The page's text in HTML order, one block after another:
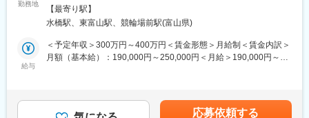
※夏季休暇や年末年始休暇など、大型連休あり
・1時間から使える有給休暇あり
・マイカー通勤可
・食堂はありませんが、パンやカップ麺の自販機があります。ま
康を支えるやりがいのある仕事です。
入社後は先輩社員によるOJTを通じて、機械の操作方法や製造手
順を一つひとつ学んでいただきますので、製造未経験の方や医薬
品業界が初めての方も安心してスタートできます。
・包装設備の操作や製品の仕上げ
・製造記録の作成 ・品質や安全性を維持するためのチェック業務
勤務地
【最寄り駅】
水橋駅、東富山駅、競輪場前駅(富山県)
給与
＜予定年収＞300万円～400万円＜賃金形態＞月給制＜賃金内訳＞
月額（基本給）：190,000円～250,000円＜月給＞190,000円～
あくまでも目安の金額であり、選考を通じて上下する可能性があ
応募依頼する